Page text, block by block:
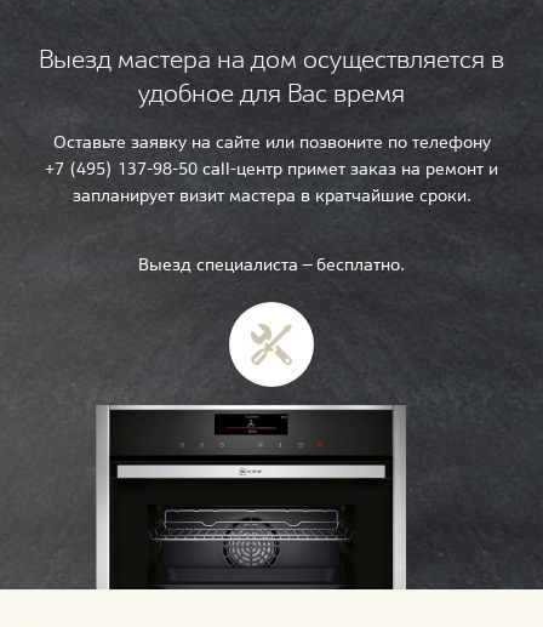
Выезд мастера на дом осуществляется в
удобное для Вас время
Оставьте заявку на сайте или позвоните по телефону
+7 (495) 137-98-50 call-центр примет заказ на ремонт и
запланирует визит мастера в кратчайшие сроки.
Выезд специалиста — бесплатно.